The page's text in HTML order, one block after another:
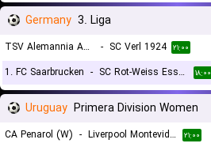
Germany 3. Liga
TSV Alemannia Aachen - SC Verl 1924 ۲۱:۰۰
1. FC Saarbrucken - SC Rot-Weiss Essen ۱۸:۰۰
Uruguay Primera Division Women
CA Penarol (W) - Liverpool Montevideo (W) ۲۱:۰۰